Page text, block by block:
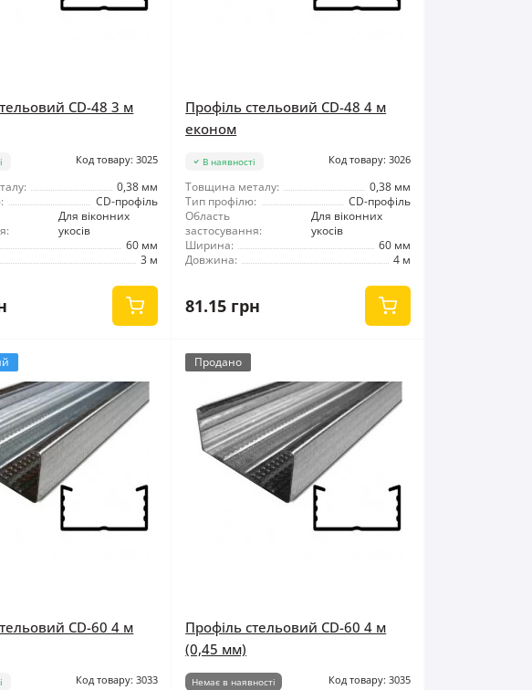
CD-48 3 м
Код товару: 3025
0,38 мм
CD-профіль
Для віконних
укосів
60 мм
3 м
Профіль стельовий CD-48 4 м
економ
В наявності Код товару: 3026
Товщина металу:
0,38 мм
Тип профілю:
CD-профіль
Область
застосування:
Для віконних
укосів
Ширина:
60 мм
Довжина:
4 м
81.15 грн
CD-60 4 м
Код товару: 3033
Продано
Профіль стельовий CD-60 4 м
(0,45 мм)
Немає в наявності Код товару: 3035